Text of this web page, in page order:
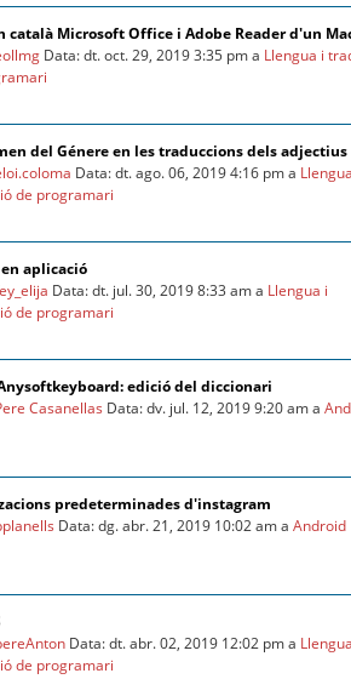
català Microsoft Office i Adobe Reader d'un
Data: dt. oct. 29, 2019 3:35 pm a Llengua i
del Génere en les traduccions dels adjectius
Data: dt. ago. 06, 2019 4:16 pm a
de programari
aplicació
Data: dt. jul. 30, 2019 8:33 am a Llengua i
de programari
edició del diccionari
Casanellas Data: dv. jul. 12, 2019 9:20 am a
predeterminades d'instagram
Data: dg. abr. 21, 2019 10:02 am aAndroid
Data: dt. abr. 02, 2019 12:02 pm a
de programari